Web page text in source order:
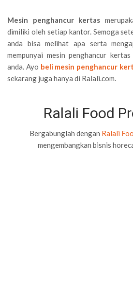
Mesin penghancur kertas
dimiliki oleh setiap kantor. Semoga
anda bisa melihat apa serta
mempunyai mesin penghancur
anda. Ayo beli mesin penghancur
sekarang juga hanya di Ralali.com.
Ralali Food
Bergabunglah dengan Ralali
mengembangkan bisnis